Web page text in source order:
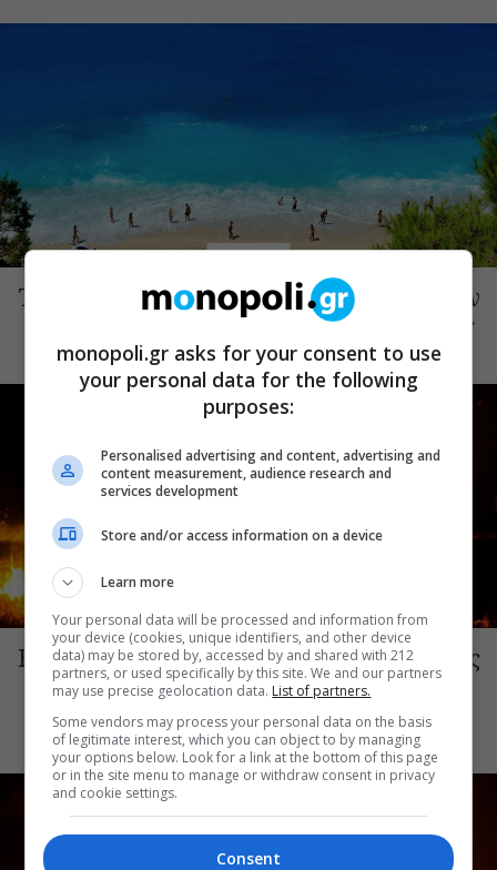
ΕΠΙΚΑΙΡΑ
Τουρισμός για όλους 2026-2027: Ξεκινούν
σήμερα οι αιτήσεις στο vouchers.gov.gr
ΕΠΙΚΑΙΡΑ
Η μεγάλη φωτιά από τον Κιθαιρώνα έως
το Πόρτο Γερμενό, σ’ ένα συγκλονιστικό
timelapse
monopoli.gr asks for your consent to use
your personal data for the following
purposes:
Personalised advertising and content, advertising and
content measurement, audience research and
services development
Store and/or access information on a device
Learn more
Your personal data will be processed and information from
your device (cookies, unique identifiers, and other device
data) may be stored by, accessed by and shared with 212
partners, or used specifically by this site. We and our partners
may use precise geolocation data. List of partners.
Some vendors may process your personal data on the basis
of legitimate interest, which you can object to by managing
your options below. Look for a link at the bottom of this page
or in the site menu to manage or withdraw consent in privacy
and cookie settings.
Consent